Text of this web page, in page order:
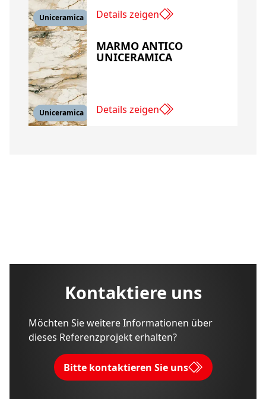
Uniceramica Details zeigen
Uniceramica
MARMO ANTICO
UNICERAMICA
Details zeigen
Kontaktiere uns
Möchten Sie weitere Informationen über
dieses Referenzprojekt erhalten?
Bitte kontaktieren Sie uns